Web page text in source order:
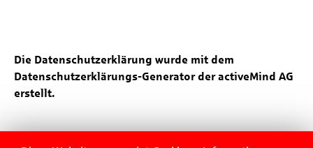
Die Datenschutzerklärung wurde mit dem
Datenschutzerklärungs-Generator der activeMind AG
erstellt.